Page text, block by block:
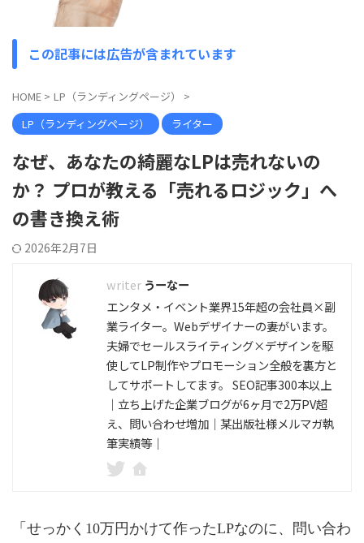
この記事には広告が含まれています
HOME > LP（ランディングページ）
>
LP（ランディングページ）
ライター
なぜ、あなたの綺麗なLPは売れないの
か？ プロが教える「売れるロジック」へ
の書き換え術
2026年2月7日
うーなー
エンタメ・イベント業界15年超の会社員×副
業ライター。Webデザイナーの妻がいます。
夫婦でセールスライティング×デザインを駆
使してLP制作やプロモーション全般を裏方と
してサポートしてます。 SEO記事300本以上
｜立ち上げた企業ブログが6ヶ月で2万PV超
え、問い合わせ増加｜某出版社様メルマガ執
筆実績等｜
「せっかく10万円かけて作ったLPなのに、問い合わ